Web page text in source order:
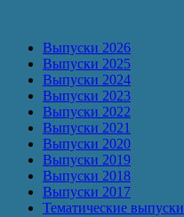
Выпуски 2026
Выпуски 2025
Выпуски 2024
Выпуски 2023
Выпуски 2022
Выпуски 2021
Выпуски 2020
Выпуски 2019
Выпуски 2018
Выпуски 2017
Тематические выпуски